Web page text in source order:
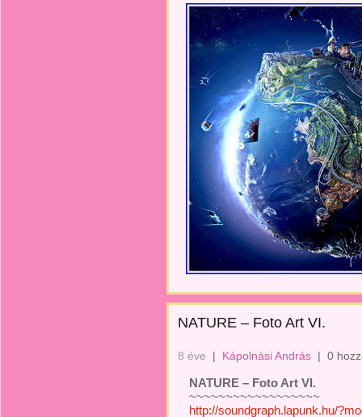
NATURE – Foto Art VI.
8 éve | Kápolnási András | 0
NATURE – Foto Art VI.
~~~~~~~~~~~~~~~~~~
http://soundgraph.lapunk.hu/